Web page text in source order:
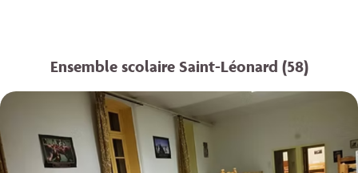
Ensemble scolaire Saint-Léonard (58)